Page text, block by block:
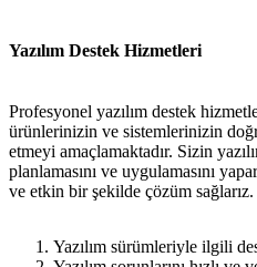
Yazılım Destek Hizmetleri
Profesyonel yazılım destek
ürünlerinizin ve sistemlerinizin
etmeyi amaçlamaktadır. Sizin
planlamasını ve uygulamasını
ve etkin bir şekilde çözüm sağlarız.
Yazılım sürümleriyle ilgili